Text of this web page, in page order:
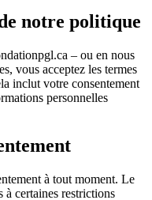
notre politique
– ou en nous
vous acceptez les termes
inclut votre consentement
personnelles
à tout moment. Le
à certaines restrictions